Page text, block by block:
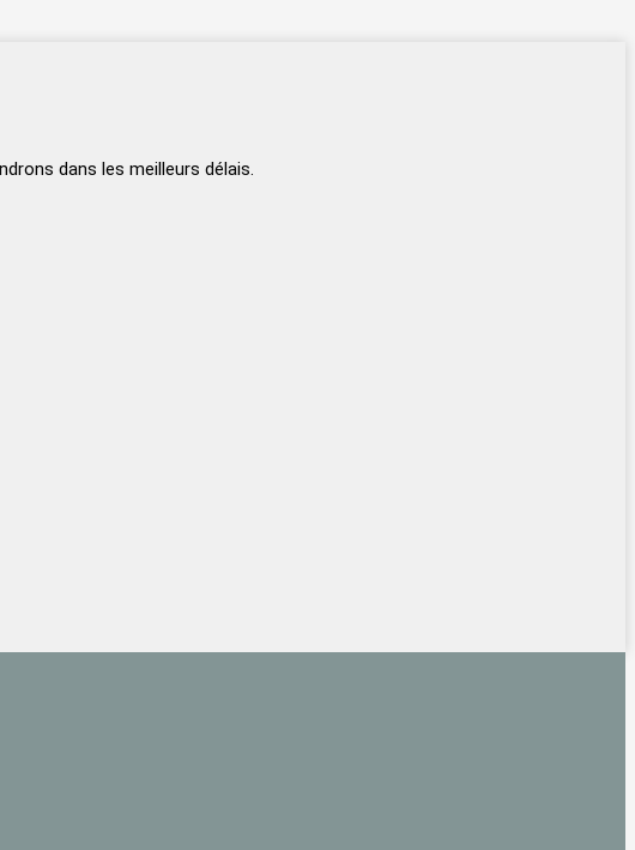
dans les meilleurs délais.